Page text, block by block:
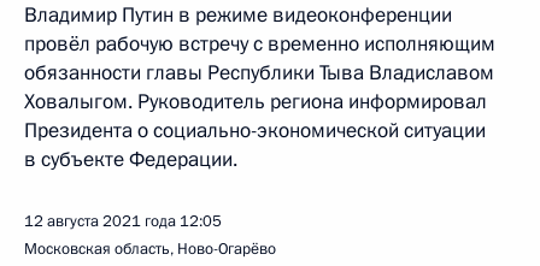
Владимир Путин в режиме видеоконференции
провёл рабочую встречу с временно исполняющим
обязанности главы Республики Тыва Владиславом
Ховалыгом. Руководитель региона информировал
Президента о социально-экономической ситуации
в субъекте Федерации.
12 августа 2021 года 12:05
Московская область, Ново-Огарёво